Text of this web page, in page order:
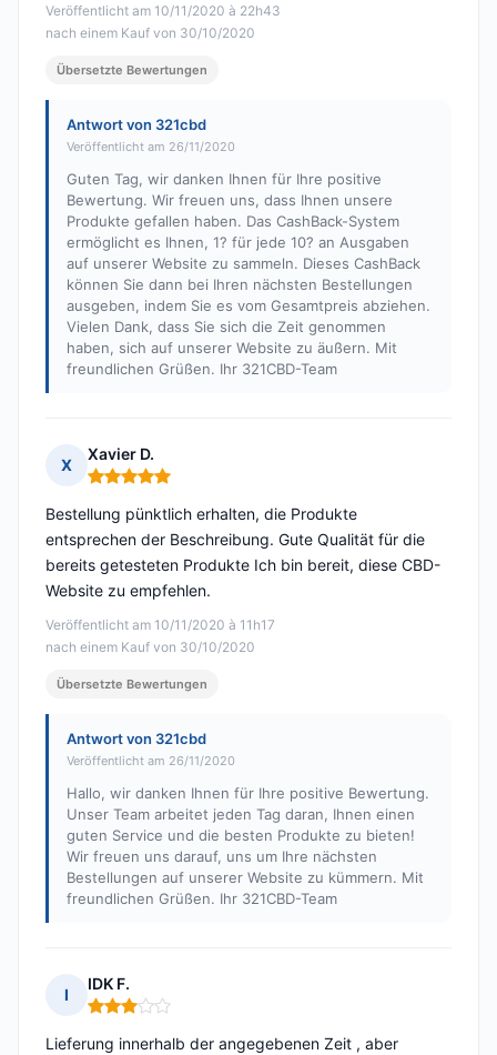
Veröffentlicht am 10/11/2020 à 22h43
nach einem Kauf von 30/10/2020
Übersetzte Bewertungen
Antwort von 321cbd
Veröffentlicht am 26/11/2020
Guten Tag, wir danken Ihnen für Ihre positive
Bewertung. Wir freuen uns, dass Ihnen unsere
Produkte gefallen haben. Das CashBack-System
ermöglicht es Ihnen, 1? für jede 10? an Ausgaben
auf unserer Website zu sammeln. Dieses CashBack
können Sie dann bei Ihren nächsten Bestellungen
ausgeben, indem Sie es vom Gesamtpreis abziehen.
Vielen Dank, dass Sie sich die Zeit genommen
haben, sich auf unserer Website zu äußern. Mit
freundlichen Grüßen. Ihr 321CBD-Team
X
Xavier D.
Hinweis: 5 von 5
Veröffentlicht am 10/11/2020 à 11h17
nach einem Kauf von 30/10/2020
Bestellung pünktlich erhalten, die Produkte
entsprechen der Beschreibung. Gute Qualität für die
bereits getesteten Produkte Ich bin bereit, diese CBD-
Website zu empfehlen.
Übersetzte Bewertungen
Antwort von 321cbd
Veröffentlicht am 26/11/2020
Hallo, wir danken Ihnen für Ihre positive Bewertung.
Unser Team arbeitet jeden Tag daran, Ihnen einen
guten Service und die besten Produkte zu bieten!
Wir freuen uns darauf, uns um Ihre nächsten
Bestellungen auf unserer Website zu kümmern. Mit
freundlichen Grüßen. Ihr 321CBD-Team
I
IDK F.
Hinweis: 3 von 5
Lieferung innerhalb der angegebenen Zeit , aber